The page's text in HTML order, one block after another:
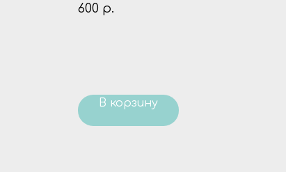
600 р.
В корзину